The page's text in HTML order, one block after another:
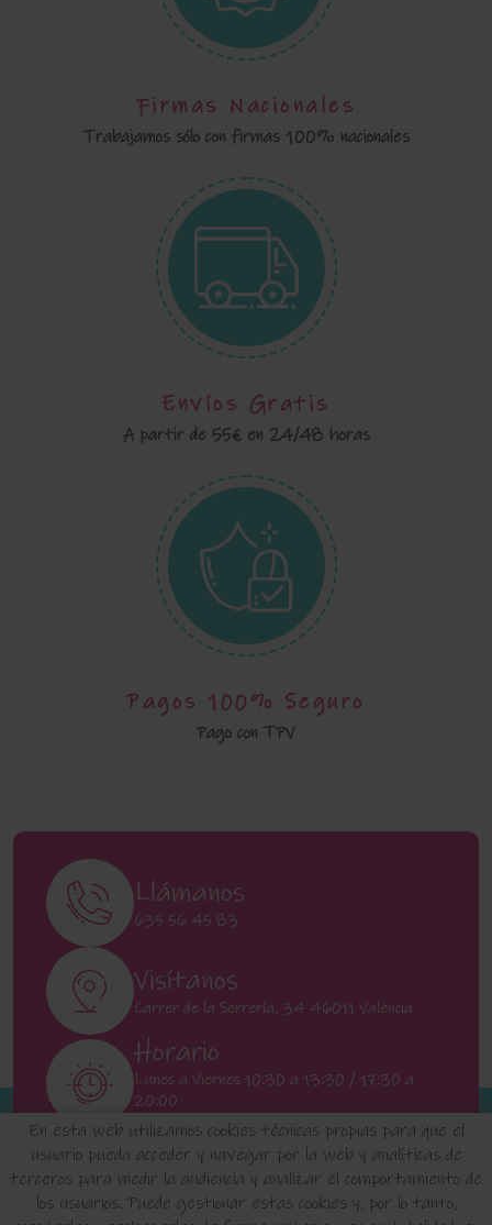
Firmas Nacionales
Trabajamos sólo con firmas 100% nacionales
Envíos Gratis
A partir de 55€ en 24/48 horas
Pagos 100% Seguro
Pago con TPV
En esta web utilizamos cookies técnicas propias para que el
usuario pueda acceder y navegar por la web y analíticas de
terceros para medir la audiencia y analizar el comportamiento de
los usuarios. Puede gestionar estas cookies y, por lo tanto,
Llámanos
635 56 45 83
Visítanos
Carrer de la Serrería, 34 46011 Valencia
Horario
Lunes a Viernes 10:30 a 13:30 / 17:30 a
20:00
Sábados 11:00 a 13:00
INICIO QUIENES SOMOS FAQ'S